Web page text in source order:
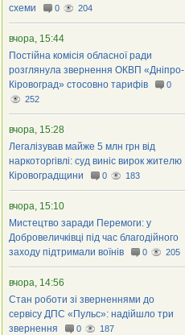
схеми
0 204
вчора, 15:44
Постійна комісія обласної ради
розглянула звернення ОКВП «Дніпро-
Кіровоград» стосовно тарифів
0
252
вчора, 15:28
Легалізував майже 5 млн грн від
наркоторгівлі: суд виніс вирок жителю
Кіровоградщини
0 183
вчора, 15:10
Мистецтво заради Перемоги: у
Добровеличківці під час благодійного
заходу підтримали воїнів
0 205
вчора, 14:56
Стан роботи зі зверненнями до
сервісу ДПС «Пульс»: надійшло три
звернення
0 187